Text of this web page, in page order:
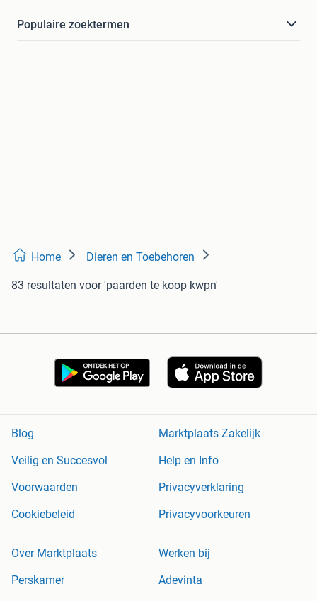
Populaire zoektermen
Home Dieren en Toebehoren
83 resultaten voor 'paarden te koop kwpn'
Blog
Marktplaats Zakelijk
Veilig en Succesvol
Help en Info
Voorwaarden
Privacyverklaring
Cookiebeleid
Privacyvoorkeuren
Over Marktplaats
Werken bij
Perskamer
Adevinta